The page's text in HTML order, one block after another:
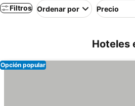
Filtros Ordenar por Precio
Hoteles
Opción popular